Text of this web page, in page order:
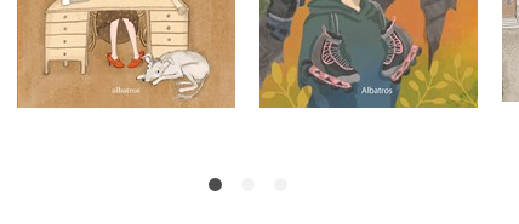
Do košíku
299 Kč
239 Kč
Do košíku
299 Kč
239 Kč